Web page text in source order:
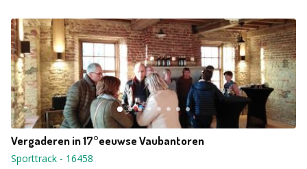
Vergaderen in 17°eeuwse Vaubantoren
Sporttrack - 16458